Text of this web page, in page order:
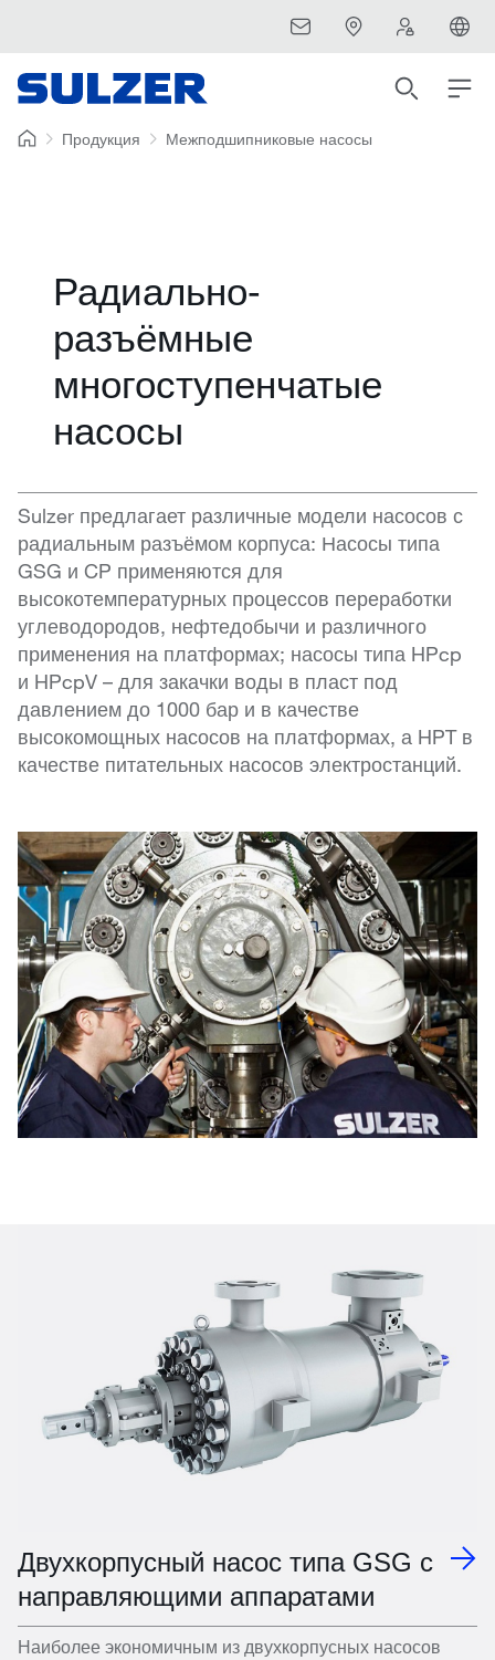
Продукция Межподшипниковые насосы
Радиально-
разъёмные
многоступенчатые
насосы
Sulzer предлагает различные модели насосов с
радиальным разъёмом корпуса: Насосы типа
GSG и CP применяются для
высокотемпературных процессов переработки
углеводородов, нефтедобычи и различного
применения на платформах; насосы типа HPcp
и HPcpV – для закачки воды в пласт под
давлением до 1000 бар и в качестве
высокомощных насосов на платформах, а HPT в
качестве питательных насосов электростанций.
Двухкорпусный насос типа GSG с
направляющими аппаратами
Наиболее экономичным из двухкорпусных насосов